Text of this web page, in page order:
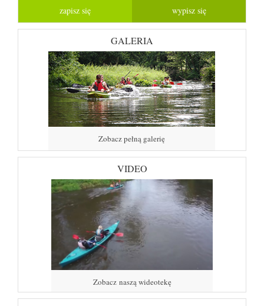
GALERIA
Zobacz pełną galerię
VIDEO
Zobacz naszą wideotekę